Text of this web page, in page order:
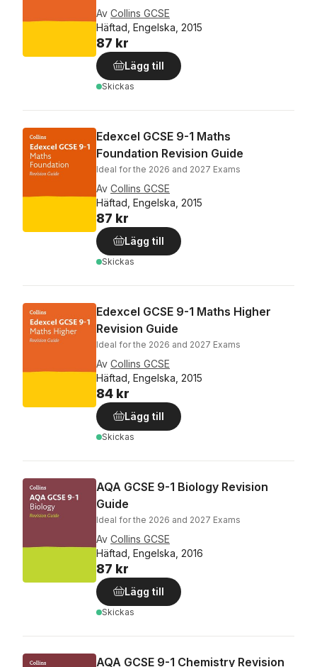
Av Collins GCSE
Häftad, Engelska, 2015
87 kr
Lägg till
Skickas
Edexcel GCSE 9-1 Maths
Foundation Revision Guide
Ideal for the 2026 and 2027 Exams
Av Collins GCSE
Häftad, Engelska, 2015
87 kr
Lägg till
Skickas
Edexcel GCSE 9-1 Maths Higher
Revision Guide
Ideal for the 2026 and 2027 Exams
Av Collins GCSE
Häftad, Engelska, 2015
84 kr
Lägg till
Skickas
AQA GCSE 9-1 Biology Revision
Guide
Ideal for the 2026 and 2027 Exams
Av Collins GCSE
Häftad, Engelska, 2016
87 kr
Lägg till
Skickas
AQA GCSE 9-1 Chemistry Revision